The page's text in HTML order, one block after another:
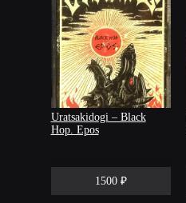
Uratsakidogi – Black
Hop. Epos
1500 ₽